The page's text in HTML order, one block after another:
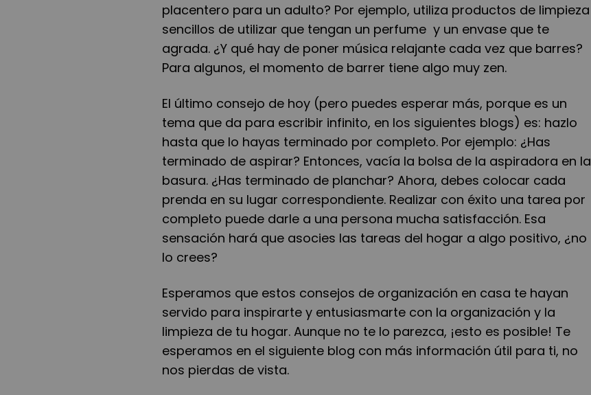
placentero para un adulto? Por ejemplo, utiliza productos de limpieza
sencillos de utilizar que tengan un perfume y un envase que te
agrada. ¿Y qué hay de poner música relajante cada vez que barres?
Para algunos, el momento de barrer tiene algo muy zen.
El último consejo de hoy (pero puedes esperar más, porque es un
tema que da para escribir infinito, en los siguientes blogs) es: hazlo
hasta que lo hayas terminado por completo. Por ejemplo: ¿Has
terminado de aspirar? Entonces, vacía la bolsa de la aspiradora en la
basura. ¿Has terminado de planchar? Ahora, debes colocar cada
prenda en su lugar correspondiente. Realizar con éxito una tarea por
completo puede darle a una persona mucha satisfacción. Esa
sensación hará que asocies las tareas del hogar a algo positivo, ¿no
lo crees?
Esperamos que estos consejos de organización en casa te hayan
servido para inspirarte y entusiasmarte con la organización y la
limpieza de tu hogar. Aunque no te lo parezca, ¡esto es posible! Te
esperamos en el siguiente blog con más información útil para ti, no
nos pierdas de vista.